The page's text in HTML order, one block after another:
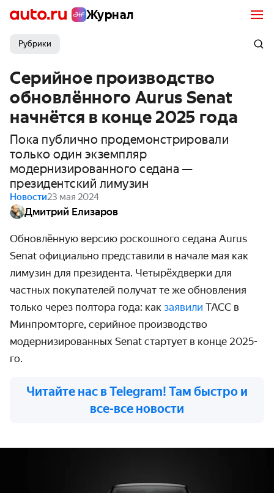
Журнал
Рубрики
Серийное производство
обновлённого Aurus Senat
начнётся в конце 2025 года
Пока публично продемонстрировали
только один экземпляр
модернизированного седана —
президентский лимузин
Новости23 мая 2024
Дмитрий Елизаров
Обновлённую версию роскошного седана Aurus
Senat официально представили в начале мая как
лимузин для президента. Четырёхдверки для
частных покупателей получат те же обновления
только через полтора года: как заявили ТАСС в
Минпромторге, серийное производство
модернизированных Senat стартует в конце 2025-
го.
Читайте нас в Telegram! Там быстро и
все-все новости